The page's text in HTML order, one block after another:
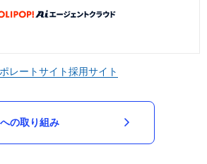
レートサイト採用サイト
の取り組み